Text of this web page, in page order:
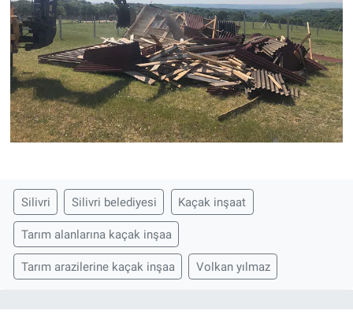
Silivri Silivri belediyesi Kaçak inşaat
Tarım alanlarına kaçak inşaa
Tarım arazilerine kaçak inşaa Volkan yılmaz